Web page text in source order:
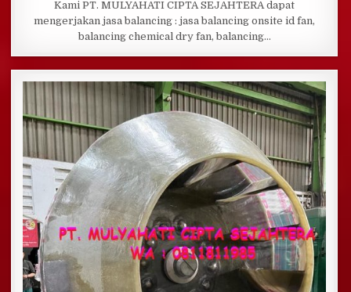
Kami PT. MULYAHATI CIPTA SEJAHTERA dapat
mengerjakan jasa balancing : jasa balancing onsite id fan,
balancing chemical dry fan, balancing…